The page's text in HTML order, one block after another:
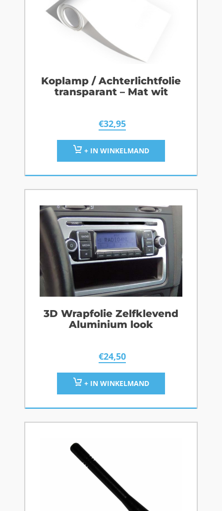
Koplamp / Achterlichtfolie
transparant – Mat wit
€32,95
+ IN WINKELMAND
3D Wrapfolie Zelfklevend
Aluminium look
€24,50
+ IN WINKELMAND